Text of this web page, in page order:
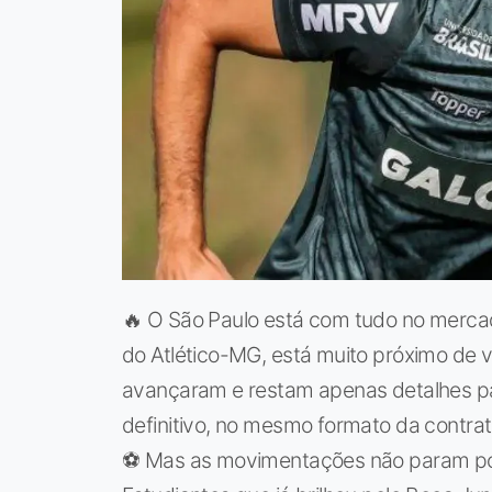
🔥 O São Paulo está com tudo no
do Atlético-MG, está muito próximo de
avançaram e restam apenas detalhes
definitivo, no mesmo formato da
⚽ Mas as movimentações não param